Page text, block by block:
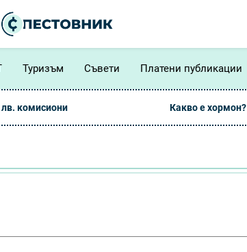
Туризъм Съвети Платени публикации
комисиони Какво е хормон?